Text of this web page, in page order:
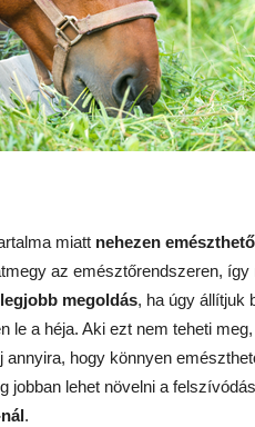
miatt nehezen emészthető
az emésztőrendszeren, így
legjobb megoldás, ha úgy állítjuk
le a héja. Aki ezt nem teheti
annyira, hogy könnyen
jobban lehet növelni a
.